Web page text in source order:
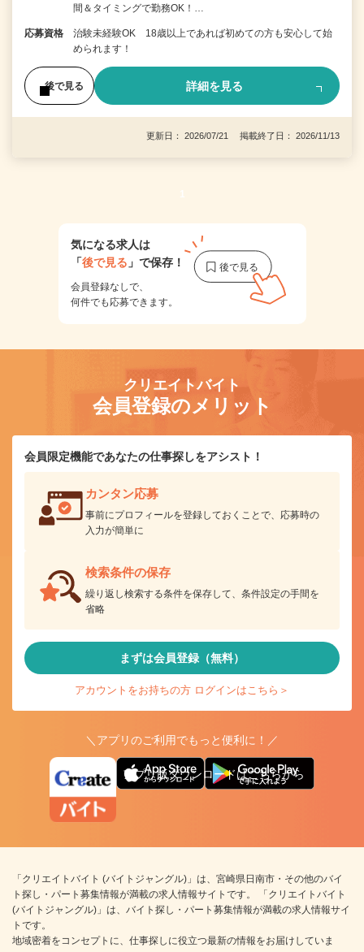
間＆タイミングで勤務OK！…
応募資格
治験未経験OK 18歳以上であれば初めての方も安心して始
められます！
後で見る 詳細を見る
更新日： 2026/07/21 掲載終了日： 2026/11/13
1
気になる求人は
「後で見る 」で保存！
会員登録なしで、
何件でも応募できます。
クリエイトバイト
会員登録のメリット
会員限定機能であなたの仕事探しをアシスト！
カンタン応募
事前にプロフィールを登録しておくことで、応募時の
入力が簡単に
検索条件の保存
繰り返し検索する条件を保存して、条件設定の手間を
省略
まずは会員登録（無料）
アカウントをお持ちの方 ログインはこちら＞
＼アプリのご利用でもっと便利に！／
アプリ版ダウンロードはこちらから
「クリエイトバイト (バイトジャングル)」は、宮崎県日南市・その他のバイ
ト探し・パート募集情報が満載の求人情報サイトです。 「クリエイトバイト
(バイトジャングル)」は、バイト探し・パート募集情報が満載の求人情報サイ
トです。
地域密着をコンセプトに、仕事探しに役立つ最新の情報をお届けしていま